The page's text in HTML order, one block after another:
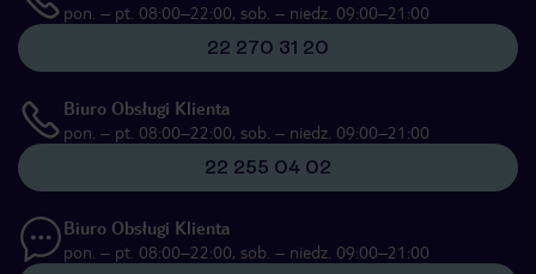
pon. – pt. 08:00–22:00, sob. – niedz. 09:00–21:00
22 270 31 20
Biuro Obsługi Klienta
pon. – pt. 08:00–22:00, sob. – niedz. 09:00–21:00
22 255 04 02
Biuro Obsługi Klienta
pon. – pt. 08:00–22:00, sob. – niedz. 09:00–21:00